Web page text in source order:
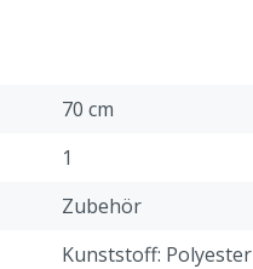
70 cm
1
Zubehör
Kunststoff: Polyester